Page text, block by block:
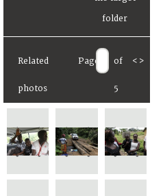
Related
photos
Page of
5
< >